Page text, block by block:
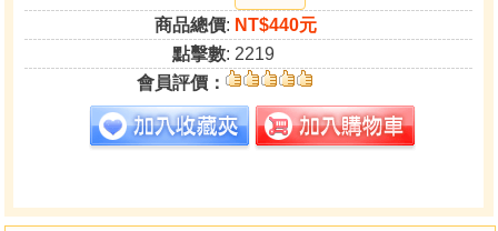
商品總價: NT$440元
點擊數: 2219
會員評價：